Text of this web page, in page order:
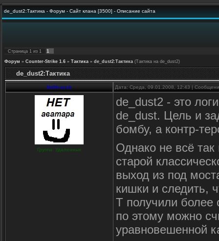
de_dust2:Тактика - Форум - Сайт клана [3500] - Описание сайта
Страница 1 из 1 1
Форум » Counter-Strike 1.6 » Тактика » de_dust2:Тактика (Тактика на de_dust2)
de_dust2:Тактика
No0b-acuk Дата: Среда, 09.01.2008, 12:43 |
Группа: Удаленные
de_dust2 - это
de_dust. Цель и
бомбу, а контр-
Однако не всё
старой
выход из под
кишки и следить,
Т получили более
по этому можно
уравновешенной